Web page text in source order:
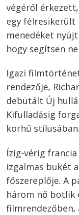
végéről
egy félresikerült
menedéket
hogy segítsen
Igazi
rendezője,
debütált Új
Kifulladásig
korhű stílusában.
Ízig-vérig
izgalmas bukét
főszereplője. A
három nő botlik
filmrendezőben,